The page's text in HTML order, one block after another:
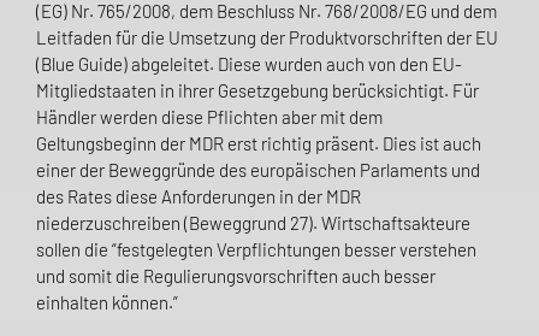
(EG) Nr. 765/2008, dem Beschluss Nr. 768/2008/EG und dem
Leitfaden für die Umsetzung der Produktvorschriften der EU
(Blue Guide) abgeleitet. Diese wurden auch von den EU-
Mitgliedstaaten in ihrer Gesetzgebung berücksichtigt. Für
Händler werden diese Pflichten aber mit dem
Geltungsbeginn der MDR erst richtig präsent. Dies ist auch
einer der Beweggründe des europäischen Parlaments und
des Rates diese Anforderungen in der MDR
niederzuschreiben (Beweggrund 27). Wirtschaftsakteure
sollen die “festgelegten Verpflichtungen besser verstehen
und somit die Regulierungsvorschriften auch besser
einhalten können.”